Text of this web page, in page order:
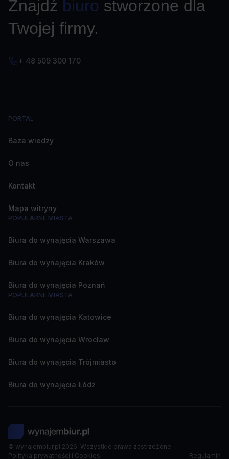
Znajdź biuro stworzone dla
Twojej firmy.
+ 48 509 300 170
PORTAL
Baza wiedzy
O nas
Kontakt
Mapa witryny
POPULARNE MIASTA
Biura do wynajęcia Warszawa
Biura do wynajęcia Kraków
Biura do wynajęcia Poznań
POPULARNE MIASTA
Biura do wynajęcia Katowice
Biura do wynajęcia Wrocław
Biura do wynajęcia Trójmiasto
Biura do wynajęcia Łódź
© wynajembiur.pl 2026. Wszystkie prawa zastrzeżone
Polityka prywatności i Cookies
Regulamin